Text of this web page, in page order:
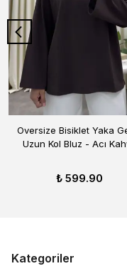
Oversize Bisiklet Yaka
Uzun Kol Bluz - Acı
₺ 599.90
Kategoriler